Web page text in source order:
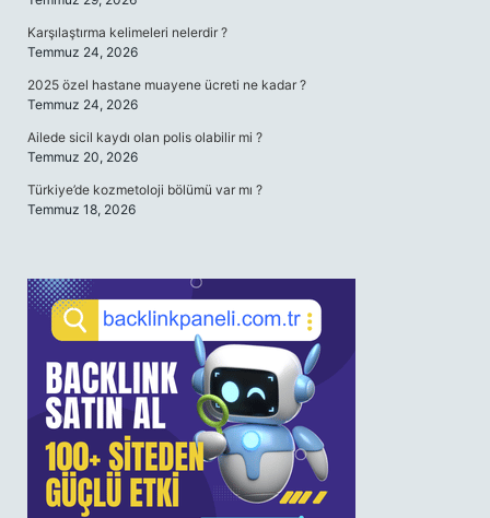
Karşılaştırma kelimeleri nelerdir ?
Temmuz 24, 2026
2025 özel hastane muayene ücreti ne kadar ?
Temmuz 24, 2026
Ailede sicil kaydı olan polis olabilir mi ?
Temmuz 20, 2026
Türkiye’de kozmetoloji bölümü var mı ?
Temmuz 18, 2026